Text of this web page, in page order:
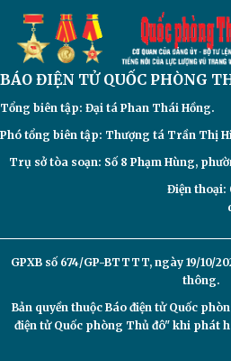
BÁO ĐIỆN TỬQUỐC PHÒNG
Tổng biên tập: Đại tá Phan Thái Hồng.
Phó tổng biên tập: Thượng tá Trần Thị
Trụ sở tòa soạn: Số 8 Phạm Hùng,
Điện thoại:
GPXB số 674/GP-BTTTT, ngày 19/10/
thông.
Bản quyền thuộc Báo điện tửQuốc
điện tử Quốc phòng Thủ đô" khi phát